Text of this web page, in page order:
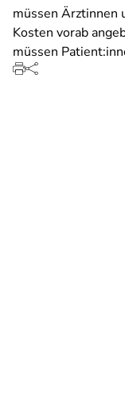
müssen Ärztinnen
Kosten vorab
müssen